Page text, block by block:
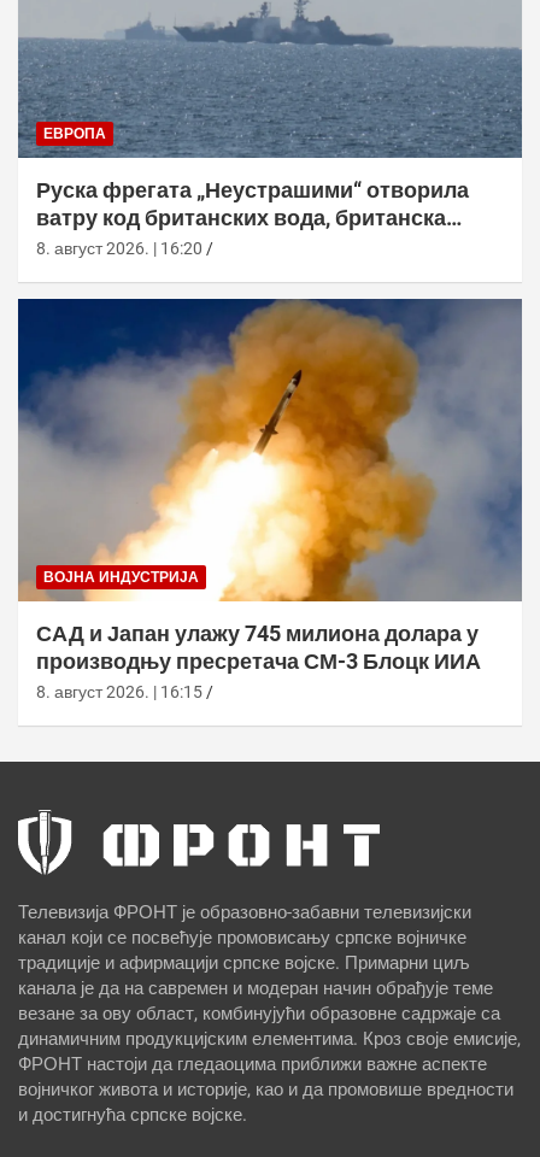
ЕВРОПА
Руска фрегата „Неустрашими“ отворила
ватру код британских вода, британска
морнарица појачала праћење
8. август 2026. | 16:20
ВОЈНА ИНДУСТРИЈА
САД и Јапан улажу 745 милиона долара у
производњу пресретача СМ-3 Блоцк ИИА
8. август 2026. | 16:15
Телевизија ФРОНТ је образовно-забавни телевизијски
канал који се посвећује промовисању српске војничке
традиције и афирмацији српске војске. Примарни циљ
канала је да на савремен и модеран начин обрађује теме
везане за ову област, комбинујући образовне садржаје са
динамичним продукцијским елементима. Кроз своје емисије,
ФРОНТ настоји да гледаоцима приближи важне аспекте
војничког живота и историје, као и да промовише вредности
и достигнућа српске војске.